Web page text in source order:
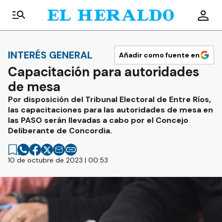
INTERÉS GENERAL Añadir como fuente en
Capacitación para autoridades
de mesa
Por disposición del Tribunal Electoral de Entre Ríos,
las capacitaciones para las autoridades de mesa en
las PASO serán llevadas a cabo por el Concejo
Deliberante de Concordia.
10 de octubre de 2023 | 00:53